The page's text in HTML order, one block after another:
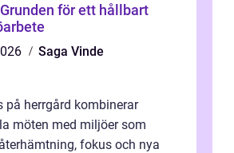
för ett hållbart
Saga Vinde
på herrgård kombinerar
möten med miljöer som
fokus och nya